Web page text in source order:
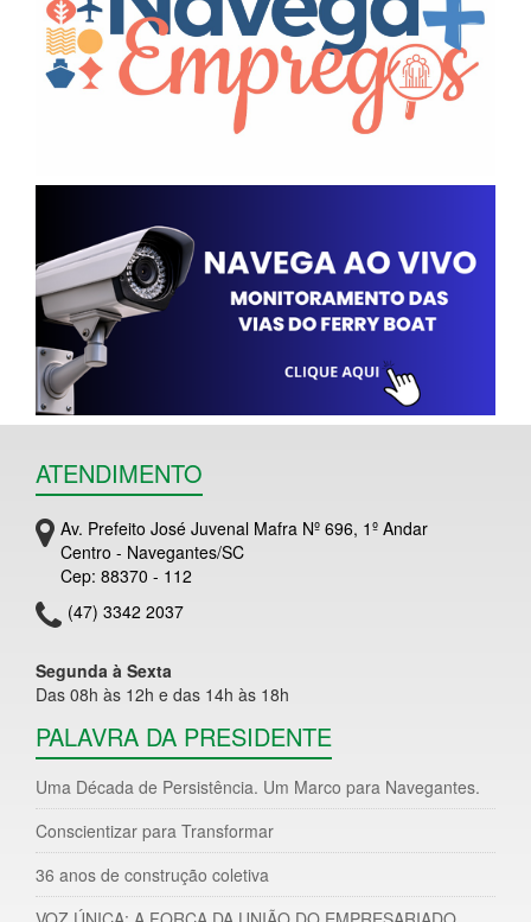
ATENDIMENTO
Av. Prefeito José Juvenal Mafra Nº 696, 1º Andar
Centro - Navegantes/SC
Cep: 88370 - 112
(47) 3342 2037
Segunda à Sexta
Das 08h às 12h e das 14h às 18h
PALAVRA DA PRESIDENTE
Uma Década de Persistência. Um Marco para Navegantes.
Conscientizar para Transformar
36 anos de construção coletiva